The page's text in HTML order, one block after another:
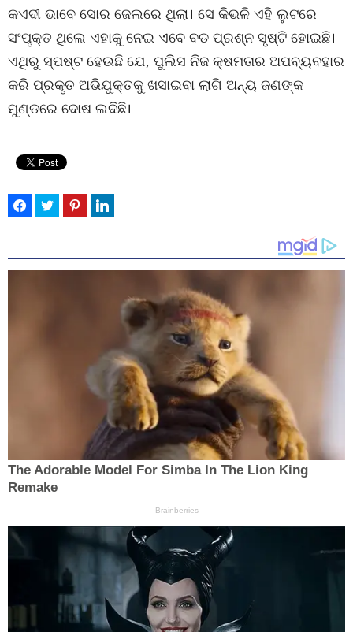
କଏଦୀ ଭାବେ ସୋର ଜେଲରେ ଥିଲା। ସେ କିଭଳି ଏହି ଲୁଟରେ
ସଂପୃକ୍ତ ଥିଲେ ଏହାକୁ ନେଇ ଏବେ ବଡ ପ୍ରଶ୍ନ ସୃଷ୍ଟି ହୋଇଛି।
ଏଥିରୁ ସ୍ପଷ୍ଟ ହେଉଛି ଯେ, ପୁଲିସ ନିଜ କ୍ଷମତାର ଅପବ୍ୟବହାର
କରି ପ୍ରକୃତ ଅଭିଯୁକ୍ତକୁ ଖସାଇବା ଲାଗି ଅନ୍ୟ ଜଣଙ୍କ
ମୁଣ୍ଡରେ ଦୋଷ ଲଦିଛି।